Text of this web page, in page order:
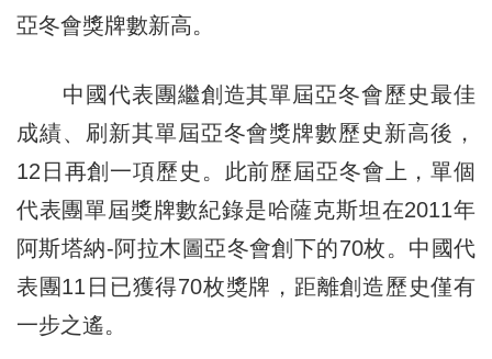
亞冬會獎牌數新高。
中國代表團繼創造其單屆亞冬會歷史最佳
成績、刷新其單屆亞冬會獎牌數歷史新高後，
12日再創一項歷史。此前歷屆亞冬會上，單個
代表團單屆獎牌數紀錄是哈薩克斯坦在2011年
阿斯塔納-阿拉木圖亞冬會創下的70枚。中國代
表團11日已獲得70枚獎牌，距離創造歷史僅有
一步之遙。